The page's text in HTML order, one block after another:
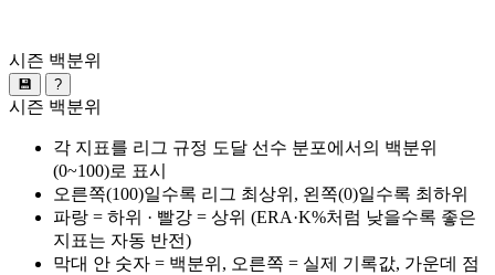
시즌 백분위
💾 ?
시즌 백분위
각 지표를 리그 규정 도달 선수 분포에서의 백분위
(0~100)로 표시
오른쪽(100)일수록 리그 최상위, 왼쪽(0)일수록 최하위
파랑 = 하위 · 빨강 = 상위 (ERA·K%처럼 낮을수록 좋은
지표는 자동 반전)
막대 안 숫자 = 백분위, 오른쪽 = 실제 기록값, 가운데 점